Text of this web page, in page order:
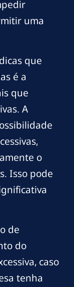
uma
que
é a
que
A
o
Isso pode
de
do
caso
tenha